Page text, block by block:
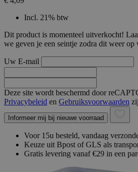
Incl. 21% btw
Dit product is momenteel uitverkocht!
we geven je een seintje zodra dit weer op
Uw E-mail
Deze site wordt beschermd door
Privacybeleid en Gebruiksvoorwaarden
Informeer mij bij nieuwe voorraad
Voor 15u besteld, vandaag
Keuze uit Bpost of GLS als
Gratis levering vanaf €29 in een